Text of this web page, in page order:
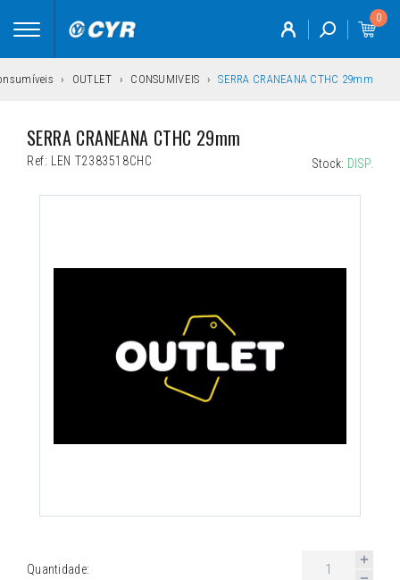
Toggle
0
OUTLET CONSUMIVEIS SERRA CRANEANA CTHC 29mm
SERRA CRANEANA CTHC 29mm
Ref: LEN T2383518CHC Stock: DISP.
Quantidade: